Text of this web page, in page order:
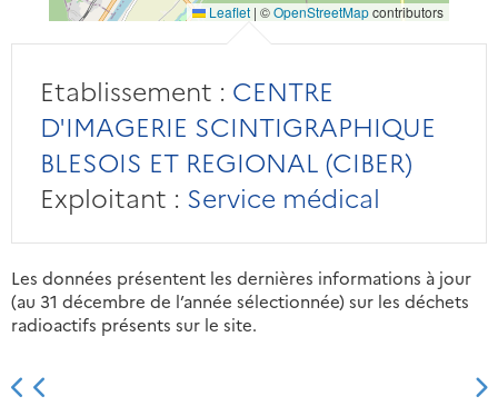
Leaflet | ©OpenStreetMapcontributors
Etablissement : CENTRE
D'IMAGERIE SCINTIGRAPHIQUE
BLESOIS ET REGIONAL (CIBER)
Exploitant : Service médical
Les données présentent les dernières informations à jour
(au 31 décembre de l’année sélectionnée) sur les déchets
radioactifs présents sur le site.